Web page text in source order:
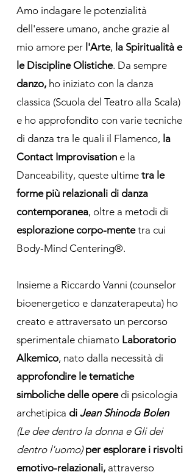
Amo indagare le potenzialità
dell'essere umano, anche grazie al
mio amore per l'Arte, la Spiritualità e
le Discipline Olistiche. Da sempre
danzo, ho iniziato con la danza
classica (Scuola del Teatro alla Scala)
e ho approfondito con varie tecniche
di danza tra le quali il Flamenco, la
Contact Improvisation e la
Danceability, queste ultime tra le
forme più relazionali di danza
contemporanea, oltre a metodi di
esplorazione corpo-mentetra cui
Body-Mind Centering®.
Insieme a Riccardo Vanni (counselor
bioenergetico e danzaterapeuta) ho
creato e attraversato un percorso
sperimentale chiamato Laboratorio
Alkemico, nato dalla necessità di
approfondire le tematiche
simboliche delle opere di psicologia
archetipica di Jean Shinoda Bolen
(Le dee dentro la donna e Gli dei
dentro l'uomo) per esplorare i risvolti
emotivo-relazionali, attraverso